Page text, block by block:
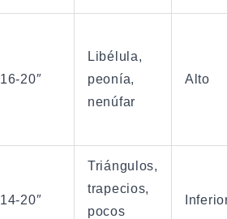
16-20″
Libélula,
peonía,
nenúfar
Alto
14-20″
Triángulos,
trapecios,
pocos